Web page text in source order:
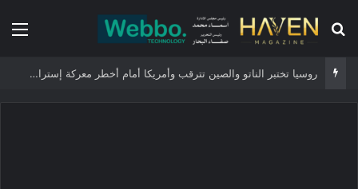
بحث عن
روسيا تختبر الناتو والصين تترقب وأمريكا أمام أخطر معركة إستراتيجية